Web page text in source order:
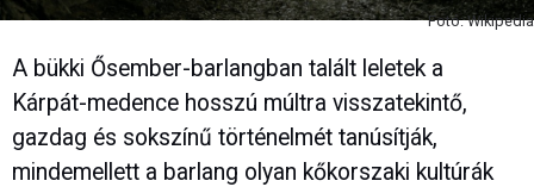
Fotó: Wikipedia
A bükki Ősember-barlangban talált leletek a
Kárpát-medence hosszú múltra visszatekintő,
gazdag és sokszínű történelmét tanúsítják,
mindemellett a barlang olyan kőkorszaki kultúrák